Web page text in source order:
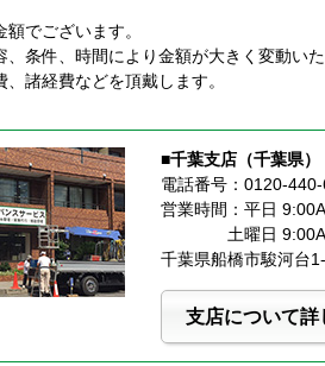
でございます。
条件、時間により金額が大きく変動いた
諸経費などを頂戴します。
■千葉支店（千葉県）
電話番号：0120-440-
営業時間：平日
土
千葉県船橋市駿河台
支店について詳